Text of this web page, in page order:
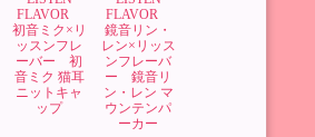
FLAVOR
初音ミク×リ
ッスンフレ
ーバー 初
音ミク 猫耳
ニットキャ
ップ
FLAVOR
鏡音リン・
レン×リッス
ンフレーバ
ー 鏡音リ
ン・レン マ
ウンテンパ
ーカー